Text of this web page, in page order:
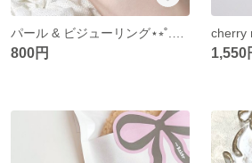
800円
cherry
1,550